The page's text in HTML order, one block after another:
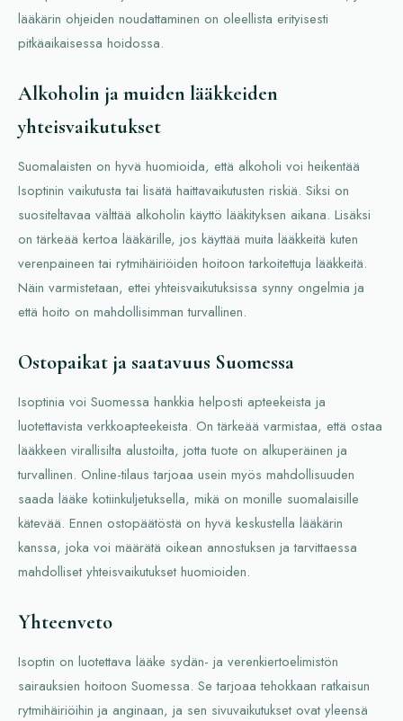
lääkärin ohjeiden noudattaminen on oleellista erityisesti
pitkäaikaisessa hoidossa.
Alkoholin ja muiden lääkkeiden
yhteisvaikutukset
Suomalaisten on hyvä huomioida, että alkoholi voi heikentää
Isoptinin vaikutusta tai lisätä haittavaikutusten riskiä. Siksi on
suositeltavaa välttää alkoholin käyttö lääkityksen aikana. Lisäksi
on tärkeää kertoa lääkärille, jos käyttää muita lääkkeitä kuten
verenpaineen tai rytmihäiriöiden hoitoon tarkoitettuja lääkkeitä.
Näin varmistetaan, ettei yhteisvaikutuksissa synny ongelmia ja
että hoito on mahdollisimman turvallinen.
Ostopaikat ja saatavuus Suomessa
Isoptinia voi Suomessa hankkia helposti apteekeista ja
luotettavista verkkoapteekeista. On tärkeää varmistaa, että ostaa
lääkkeen virallisilta alustoilta, jotta tuote on alkuperäinen ja
turvallinen. Online-tilaus tarjoaa usein myös mahdollisuuden
saada lääke kotiinkuljetuksella, mikä on monille suomalaisille
kätevää. Ennen ostopäätöstä on hyvä keskustella lääkärin
kanssa, joka voi määrätä oikean annostuksen ja tarvittaessa
mahdolliset yhteisvaikutukset huomioiden.
Yhteenveto
Isoptin on luotettava lääke sydän- ja verenkiertoelimistön
sairauksien hoitoon Suomessa. Se tarjoaa tehokkaan ratkaisun
rytmihäiriöihin ja anginaan, ja sen sivuvaikutukset ovat yleensä